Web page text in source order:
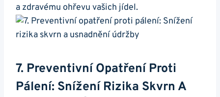
a zdravému ohřevu vašich jídel.
7. Preventivní Opatření Proti
Pálení:‌ Snížení Rizika Skvrn A